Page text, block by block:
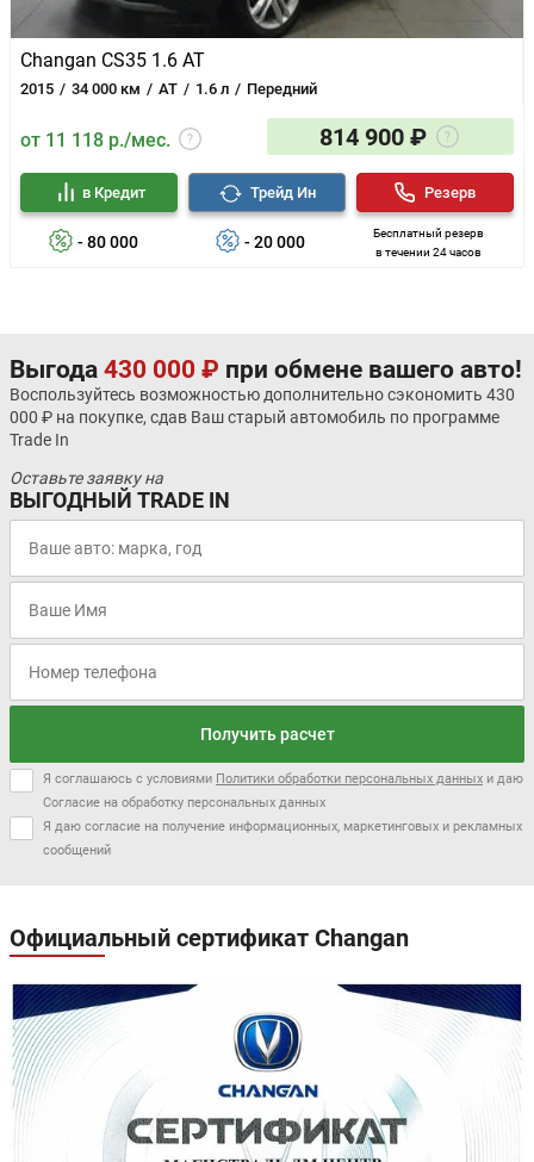
Changan CS35 1.6 AT
2015 34 000 км AT 1.6 л Передний
от 11 118 р./мес. 814 900 ₽
- 80 000
в Кредит
- 20 000
Трейд Ин
Бесплатный резерв
в течении 24 часов
Резерв
Выгода 430 000 ₽ при обмене вашего авто!
Воспользуйтесь возможностью дополнительно сэкономить 430
000 ₽ на покупке, сдав Ваш старый автомобиль по программе
Trade In
Оставьте заявку на
ВЫГОДНЫЙ TRADE IN
Получить расчет
Я соглашаюсь с условиями Политики обработки персональных данных и даю
Согласие на обработку персональных данных
Я даю согласие на получение информационных, маркетинговых и рекламных
сообщений
Официальный сертификат Changan